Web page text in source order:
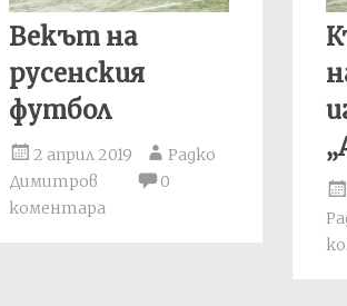
Векът на
русенския
футбол
2 април 2019
Радко
Димитров
0
коментара